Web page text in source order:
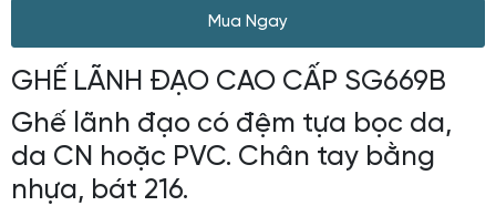
Mua Ngay
GHẾ LÃNH ĐẠO CAO CẤP SG669B
Ghế lãnh đạo có đệm tựa bọc da,
da CN hoặc PVC. Chân tay bằng
nhựa, bát 216.